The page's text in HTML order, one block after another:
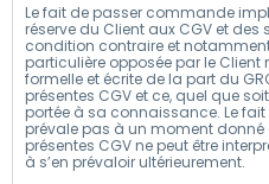
Le fait de passer commande
réserve du Client aux CGV et des
condition contraire et
particulière opposée par le
formelle et écrite de la part du
présentes CGV et ce, quel que
portée à sa connaissance. Le fait
prévale pas à un moment donné
présentes CGV ne peut être
à s’en prévaloir ultérieurement.